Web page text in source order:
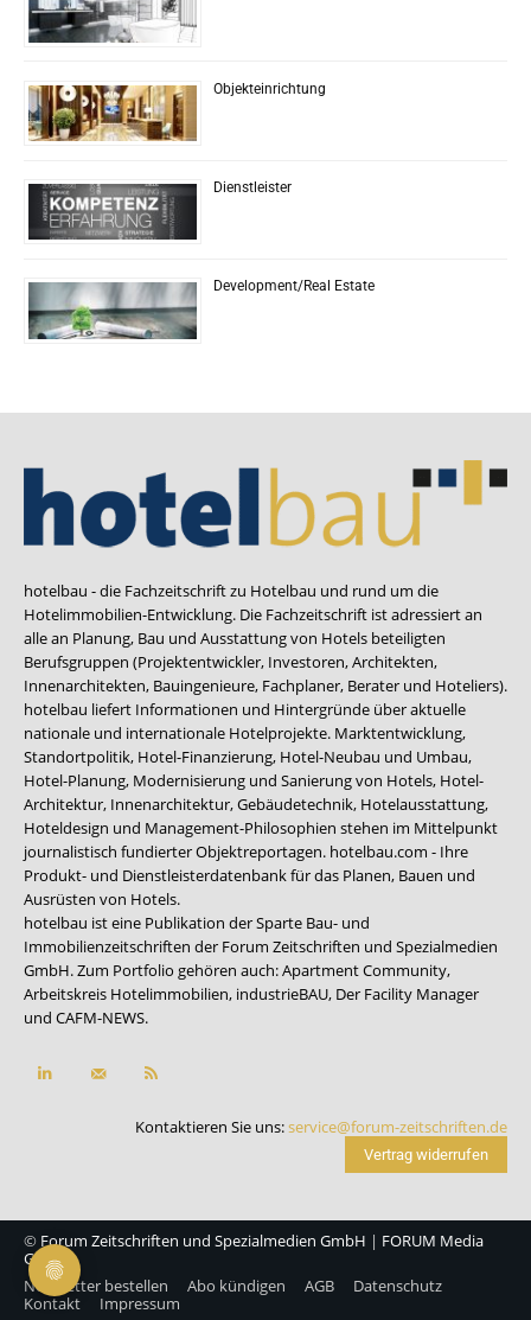
Objekteinrichtung
Dienstleister
Development/Real Estate
hotelbau - die Fachzeitschrift zu Hotelbau und rund um die
Hotelimmobilien-Entwicklung. Die Fachzeitschrift ist adressiert an
alle an Planung, Bau und Ausstattung von Hotels beteiligten
Berufsgruppen (Projektentwickler, Investoren, Architekten,
Innenarchitekten, Bauingenieure, Fachplaner, Berater und Hoteliers).
hotelbau liefert Informationen und Hintergründe über aktuelle
nationale und internationale Hotelprojekte. Marktentwicklung,
Standortpolitik, Hotel-Finanzierung, Hotel-Neubau und Umbau,
Hotel-Planung, Modernisierung und Sanierung von Hotels, Hotel-
Architektur, Innenarchitektur, Gebäudetechnik, Hotelausstattung,
Hoteldesign und Management-Philosophien stehen im Mittelpunkt
journalistisch fundierter Objektreportagen. hotelbau.com - Ihre
Produkt- und Dienstleisterdatenbank für das Planen, Bauen und
Ausrüsten von Hotels.
hotelbau ist eine Publikation der Sparte Bau- und
Immobilienzeitschriften der Forum Zeitschriften und Spezialmedien
GmbH. Zum Portfolio gehören auch:Apartment Community,
Arbeitskreis Hotelimmobilien, industrieBAU, Der Facility Manager
und CAFM-NEWS.
Kontaktieren Sie uns:service@forum-zeitschriften.de
Vertrag widerrufen
© Forum Zeitschriften und Spezialmedien GmbH | FORUM Media
Group
Newsletter bestellen
Abo kündigen AGB
Datenschutz
Kontakt
Impressum